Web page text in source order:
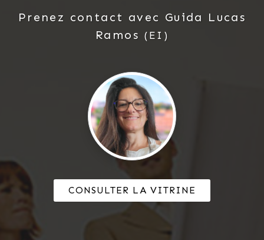
Prenez contact avec Guida Lucas
Ramos (EI)
CONSULTER LA VITRINE